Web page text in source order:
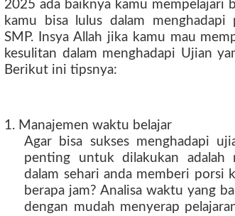
2025 ada baiknya kamu mempelajari
kamu bisa lulus dalam menghadapi
SMP. Insya Allah jika kamu mau
kesulitan dalam menghadapi Ujian
Berikut ini tipsnya:
1. Manajemen waktu belajar
Agar bisa sukses menghadapi
penting untuk dilakukan adalah
dalam sehari anda memberi porsi
berapa jam? Analisa waktu yang
dengan mudah menyerap